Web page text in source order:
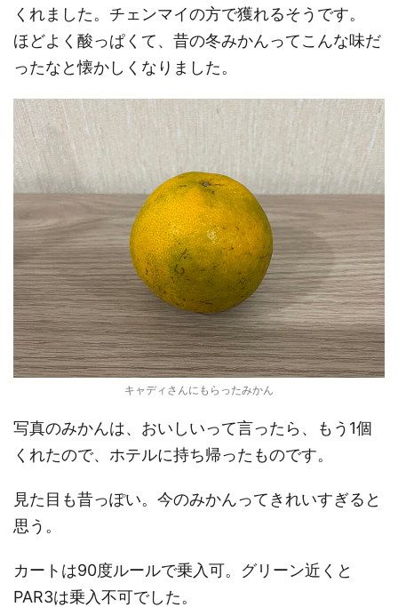
くれました。チェンマイの方で獲れるそうです。
ほどよく酸っぱくて、昔の冬みかんってこんな味だ
ったなと懐かしくなりました。
キャディさんにもらったみかん
写真のみかんは、おいしいって言ったら、もう1個
くれたので、ホテルに持ち帰ったものです。
見た目も昔っぽい。今のみかんってきれいすぎると
思う。
カートは90度ルールで乗入可。グリーン近くと
PAR3は乗入不可でした。